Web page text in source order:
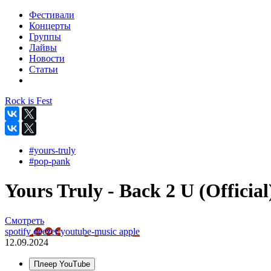
Фестивали
Концерты
Группы
Лайвы
Новости
Статьи
Rock is Fest
#yours-truly
#pop-pank
Yours Truly - Back 2 U
Смотреть
spotifydeezeryoutube-music apple
12.09.2024
Плеер YouTube